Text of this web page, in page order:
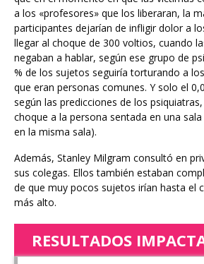
a los «profesores» que los liberaran, la
participantes dejarían de infligir dolor a
llegar al choque de 300 voltios, cuando
negaban a hablar, según ese grupo de
% de los sujetos seguiría torturando a
que eran personas comunes. Y solo el
según las predicciones de los
choque a la persona sentada en una
en la misma sala).
Además, Stanley Milgram consultó en
sus colegas. Ellos también estaban
de que muy pocos sujetos irían hasta el
más alto.
RESULTADOS